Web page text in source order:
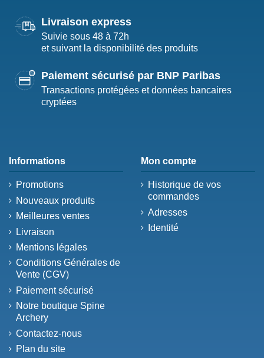
Livraison express
Suivie sous 48 à 72h
et suivant la disponibilité des produits
Paiement sécurisé par BNP Paribas
Transactions protégées et données bancaires
cryptées
Informations
Promotions
Nouveaux produits
Meilleures ventes
Livraison
Mentions légales
Conditions Générales de
Vente (CGV)
Paiement sécurisé
Notre boutique Spine
Archery
Contactez-nous
Plan du site
Mon compte
Historique de vos
commandes
Adresses
Identité